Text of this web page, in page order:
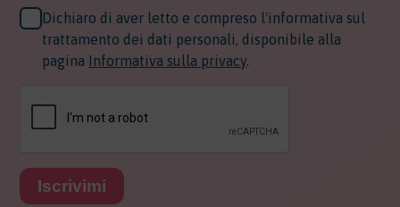
Dichiaro di aver letto e compreso l'informativa sul
trattamento dei dati personali, disponibile alla
pagina Informativa sulla privacy.
Iscrivimi